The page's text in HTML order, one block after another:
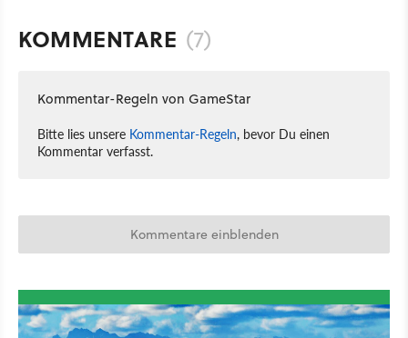
KOMMENTARE (7)
Kommentar-Regeln von GameStar
Bitte lies unsere Kommentar-Regeln, bevor Du einen
Kommentar verfasst.
Kommentare einblenden